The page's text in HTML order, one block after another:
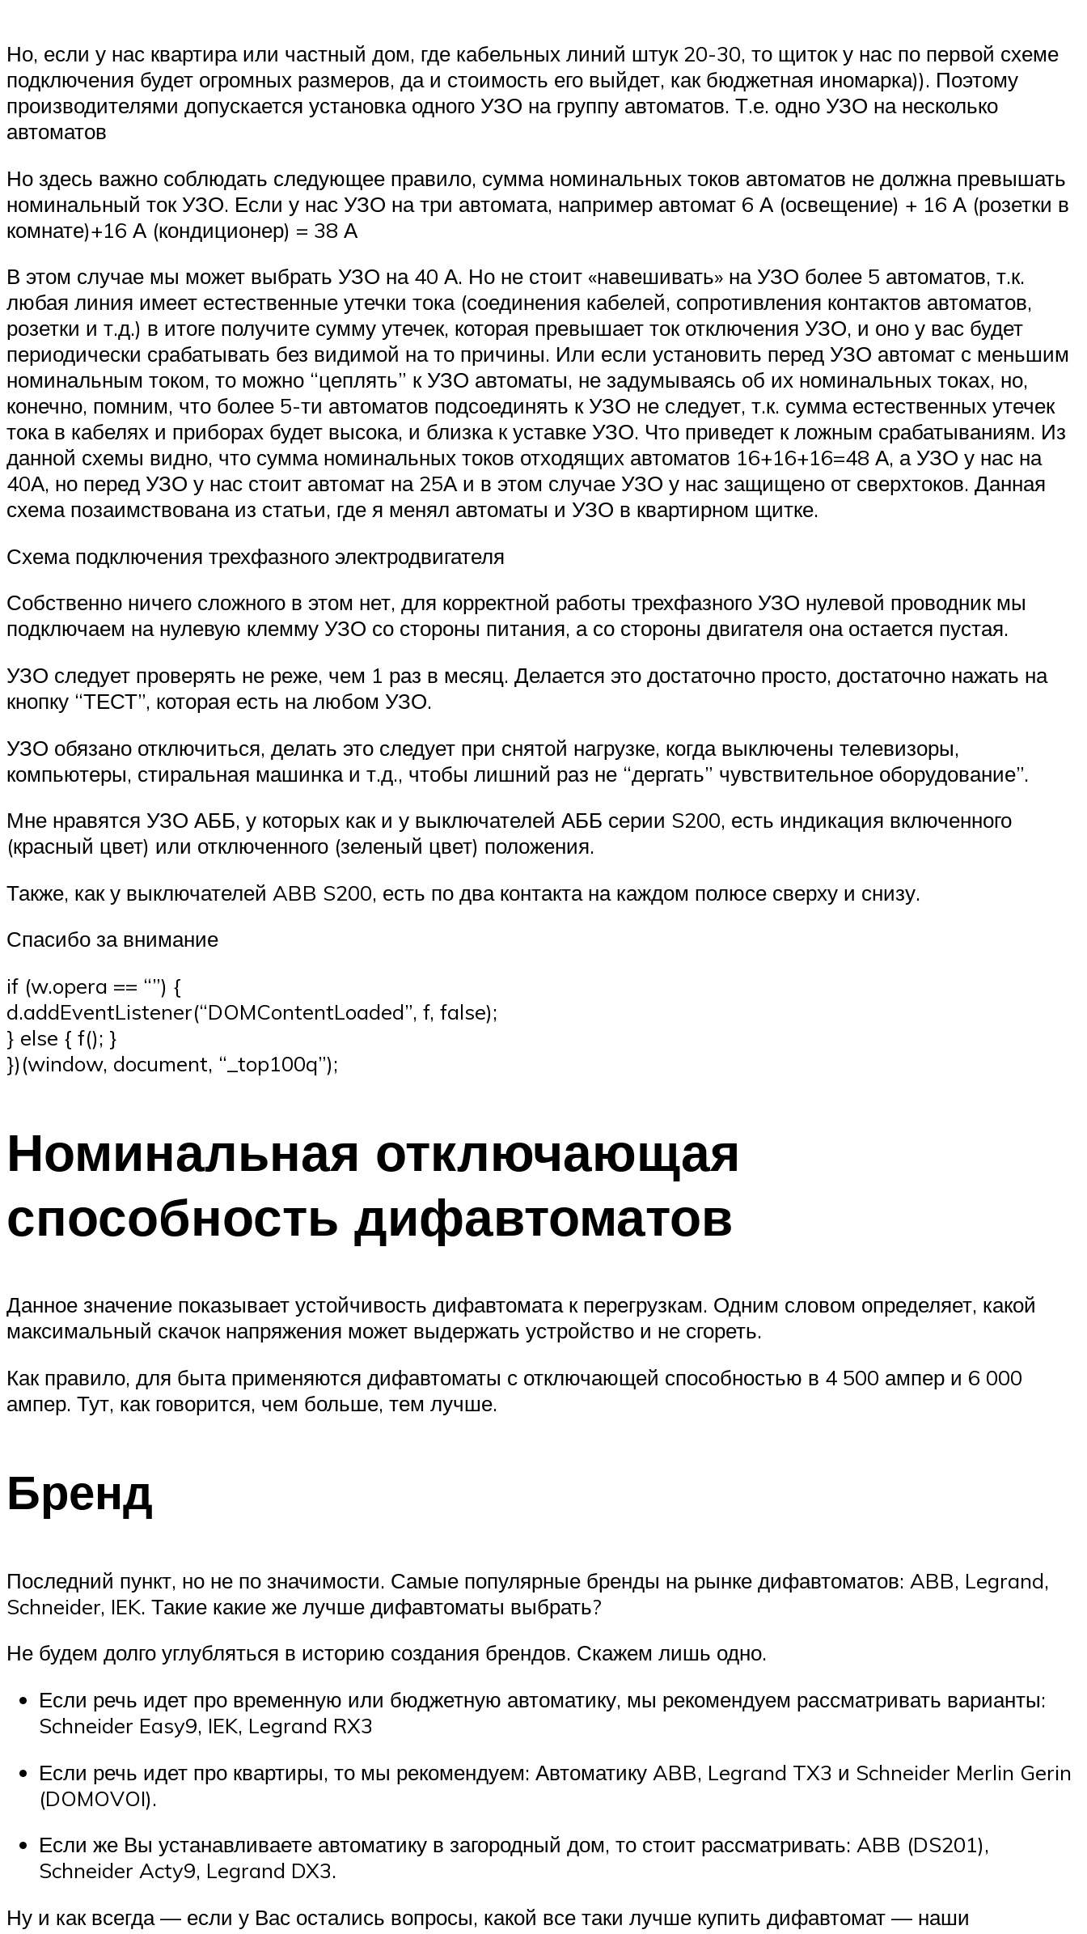
Но, если у нас квартира или частный дом, где кабельных линий штук 20-30, то щиток у нас по первой схеме
подключения будет огромных размеров, да и стоимость его выйдет, как бюджетная иномарка)). Поэтому
производителями допускается установка одного УЗО на группу автоматов. Т.е. одно УЗО на несколько
автоматов
Но здесь важно соблюдать следующее правило, сумма номинальных токов автоматов не должна превышать
номинальный ток УЗО. Если у нас УЗО на три автомата, например автомат 6 А (освещение) + 16 А (розетки в
комнате)+16 А (кондиционер) = 38 А
В этом случае мы может выбрать УЗО на 40 А. Но не стоит «навешивать» на УЗО более 5 автоматов, т.к.
любая линия имеет естественные утечки тока (соединения кабелей, сопротивления контактов автоматов,
розетки и т.д.) в итоге получите сумму утечек, которая превышает ток отключения УЗО, и оно у вас будет
периодически срабатывать без видимой на то причины. Или если установить перед УЗО автомат с меньшим
номинальным током, то можно “цеплять” к УЗО автоматы, не задумываясь об их номинальных токах, но,
конечно, помним, что более 5-ти автоматов подсоединять к УЗО не следует, т.к. сумма естественных утечек
тока в кабелях и приборах будет высока, и близка к уставке УЗО. Что приведет к ложным срабатываниям. Из
данной схемы видно, что сумма номинальных токов отходящих автоматов 16+16+16=48 А, а УЗО у нас на
40А, но перед УЗО у нас стоит автомат на 25А и в этом случае УЗО у нас защищено от сверхтоков. Данная
схема позаимствована из статьи, где я менял автоматы и УЗО в квартирном щитке.
Схема подключения трехфазного электродвигателя
Собственно ничего сложного в этом нет, для корректной работы трехфазного УЗО нулевой проводник мы
подключаем на нулевую клемму УЗО со стороны питания, а со стороны двигателя она остается пустая.
УЗО следует проверять не реже, чем 1 раз в месяц. Делается это достаточно просто, достаточно нажать на
кнопку “ТЕСТ”, которая есть на любом УЗО.
УЗО обязано отключиться, делать это следует при снятой нагрузке, когда выключены телевизоры,
компьютеры, стиральная машинка и т.д., чтобы лишний раз не “дергать” чувствительное оборудование”.
Мне нравятся УЗО АББ, у которых как и у выключателей АББ серии S200, есть индикация включенного
(красный цвет) или отключенного (зеленый цвет) положения.
Также, как у выключателей ABB S200, есть по два контакта на каждом полюсе сверху и снизу.
Спасибо за внимание
if (w.opera == “”) {
d.addEventListener(“DOMContentLoaded”, f, false);
} else { f(); }
})(window, document, “_top100q”);
Номинальная отключающая
способность дифавтоматов
Данное значение показывает устойчивость дифавтомата к перегрузкам. Одним словом определяет, какой
максимальный скачок напряжения может выдержать устройство и не сгореть.
Как правило, для быта применяются дифавтоматы с отключающей способностью в 4 500 ампер и 6 000
ампер. Тут, как говорится, чем больше, тем лучше.
Бренд
Последний пункт, но не по значимости. Самые популярные бренды на рынке дифавтоматов: ABB, Legrand,
Schneider, IEK. Такие какие же лучше дифавтоматы выбрать?
Не будем долго углубляться в историю создания брендов. Скажем лишь одно.
Если речь идет про временную или бюджетную автоматику, мы рекомендуем рассматривать варианты:
Schneider Easy9, IEK, Legrand RX3
Если речь идет про квартиры, то мы рекомендуем: Автоматику ABB, Legrand TX3 и Schneider Merlin Gerin
(DOMOVOI).
Если же Вы устанавливаете автоматику в загородный дом, то стоит рассматривать: ABB (DS201),
Schneider Acty9, Legrand DX3.
Ну и как всегда — если у Вас остались вопросы, какой все таки лучше купить дифавтомат — наши